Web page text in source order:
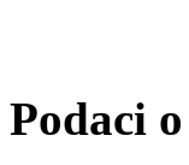
Podaci